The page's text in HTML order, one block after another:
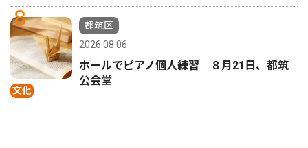
8
文化
都筑区
2026.08.06
ホールでピアノ個人練習 ８月21日、都筑
公会堂